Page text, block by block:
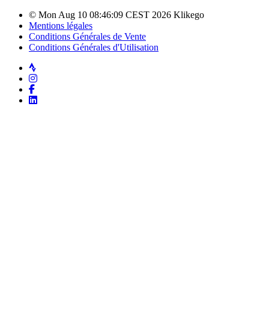
© Mon Aug 10 08:46:09 CEST 2026 Klikego
Mentions légales
Conditions Générales de Vente
Conditions Générales d'Utilisation
Strava
Instagram
Facebook
LinkedIn